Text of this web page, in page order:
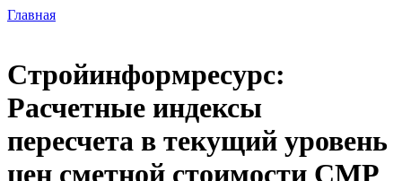
Главная
Стройинформресурс:
Расчетные индексы
пересчета в текущий уровень
цен сметной стоимости СМР